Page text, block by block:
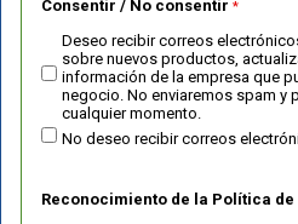
Consentir / No consentir
Deseo recibir correos
sobre nuevos productos,
información de la empresa que
negocio. No enviaremos spam y
cualquier momento.
No deseo recibir correos
Reconocimiento de la Política